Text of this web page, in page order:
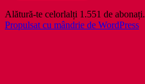
Alătură-te celorlalți 1.551 de abonați.
Propulsat cu mândrie de WordPress